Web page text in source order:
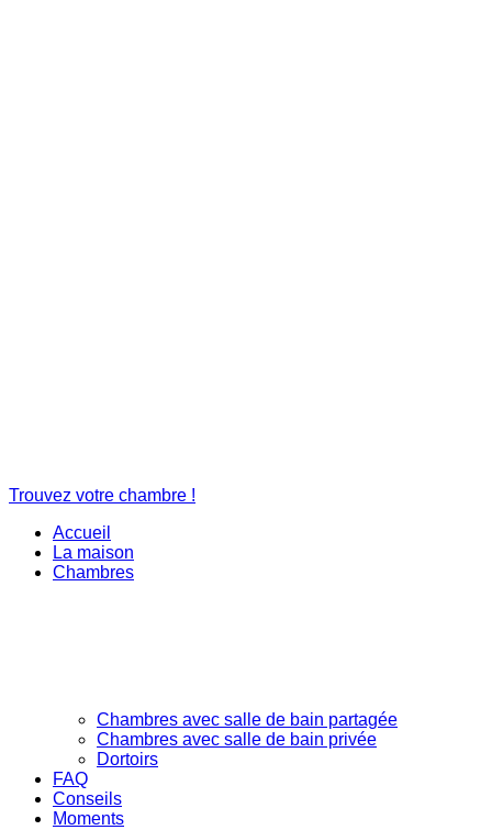
Trouvez votre chambre !
Accueil
La maison
Chambres
Chambres avec salle de bain partagée
Chambres avec salle de bain privée
Dortoirs
FAQ
Conseils
Moments